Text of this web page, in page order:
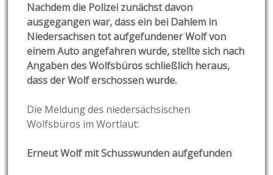
Nachdem die Polizei zunächst davon
ausgegangen war, dass ein bei Dahlem in
Niedersachsen tot aufgefundener Wolf von
einem Auto angefahren wurde, stellte sich nach
Angaben des Wolfsbüros schließlich heraus,
dass der Wolf erschossen wurde.
Die Meldung des niedersächsischen
Wolfsbüros im Wortlaut:
Erneut Wolf mit Schusswunden aufgefunden